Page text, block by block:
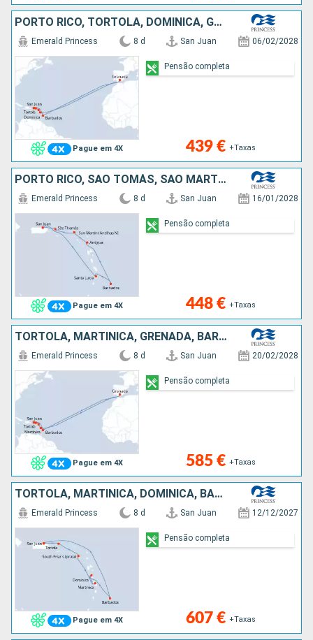
PORTO RICO, TORTOLA, DOMINICA, GRENADA, BARBADOS
Pague em 4X
Emerald Princess 8 d San Juan 06/02/2028
439 € +Taxas
Pensão completa
PORTO RICO, SÃO TOMÁS, SÃO MARTINHO, ANTÍGUA E BARBUDA, BARBADOS, SANTA LÚCIA
Pague em 4X
Emerald Princess 8 d San Juan 16/01/2028
448 € +Taxas
Pensão completa
TORTOLA, MARTINICA, GRENADA, BARBADOS, PORTO RICO
Pague em 4X
Emerald Princess 8 d San Juan 20/02/2028
585 € +Taxas
Pensão completa
TORTOLA, MARTINICA, DOMINICA, BARBADOS, PORTO RICO
Pague em 4X
Emerald Princess 8 d San Juan 12/12/2027
607 € +Taxas
Pensão completa